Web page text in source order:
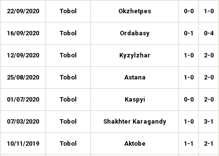
22/09/2020 Tobol Okzhetpes 0-0 1-0
16/09/2020 Tobol Ordabasy 0-1 0-4
12/09/2020 Tobol Kyzylzhar 1-0 2-0
25/08/2020 Tobol Astana 1-0 2-0
01/07/2020 Tobol Kaspyi 0-0 2-0
07/03/2020 Tobol Shakhter Karagandy 1-0 3-1
10/11/2019 Tobol Aktobe 1-1 2-1